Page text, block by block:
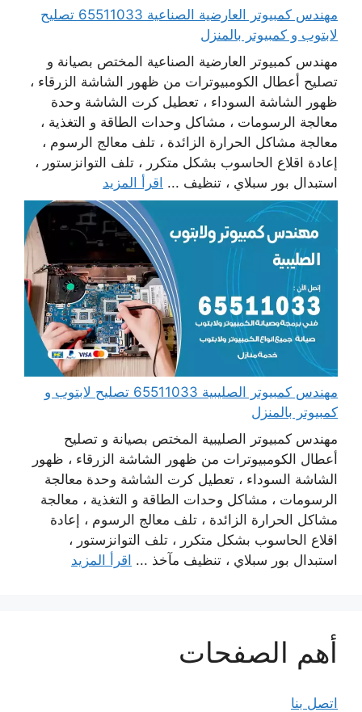
مهندس كمبيوتر العارضية الصناعية 65511033 تصليح
لابتوب و كمبيوتر بالمنزل
مهندس كمبيوتر العارضية الصناعية المختص بصيانة و
تصليح أعطال الكومبيوترات من ظهور الشاشة الزرقاء ،
ظهور الشاشة السوداء ، تعطيل كرت الشاشة وحدة
معالجة الرسومات ، مشاكل وحدات الطاقة و التغذية ،
معالجة مشاكل الحرارة الزائدة ، تلف معالج الرسوم ،
إعادة اقلاع الحاسوب بشكل متكرر ، تلف التوانزستور ،
استبدال بور سبلاي ، تنظيف ... اقرأ المزيد
مهندس كمبيوتر الصليبية 65511033 تصليح لابتوب و
كمبيوتر بالمنزل
مهندس كمبيوتر الصليبية المختص بصيانة و تصليح
أعطال الكومبيوترات من ظهور الشاشة الزرقاء ، ظهور
الشاشة السوداء ، تعطيل كرت الشاشة وحدة معالجة
الرسومات ، مشاكل وحدات الطاقة و التغذية ، معالجة
مشاكل الحرارة الزائدة ، تلف معالج الرسوم ، إعادة
اقلاع الحاسوب بشكل متكرر ، تلف التوانزستور ،
استبدال بور سبلاي ، تنظيف مآخذ ... اقرأ المزيد
أهم الصفحات
اتصل بنا